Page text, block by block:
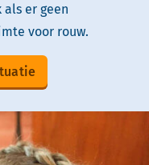
er geen
voor rouw.